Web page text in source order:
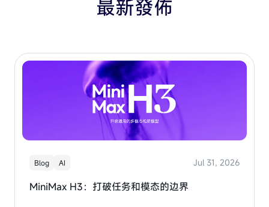
最新發佈
Blog AI Jul 31, 2026
MiniMax H3：打破任务和模态的边界